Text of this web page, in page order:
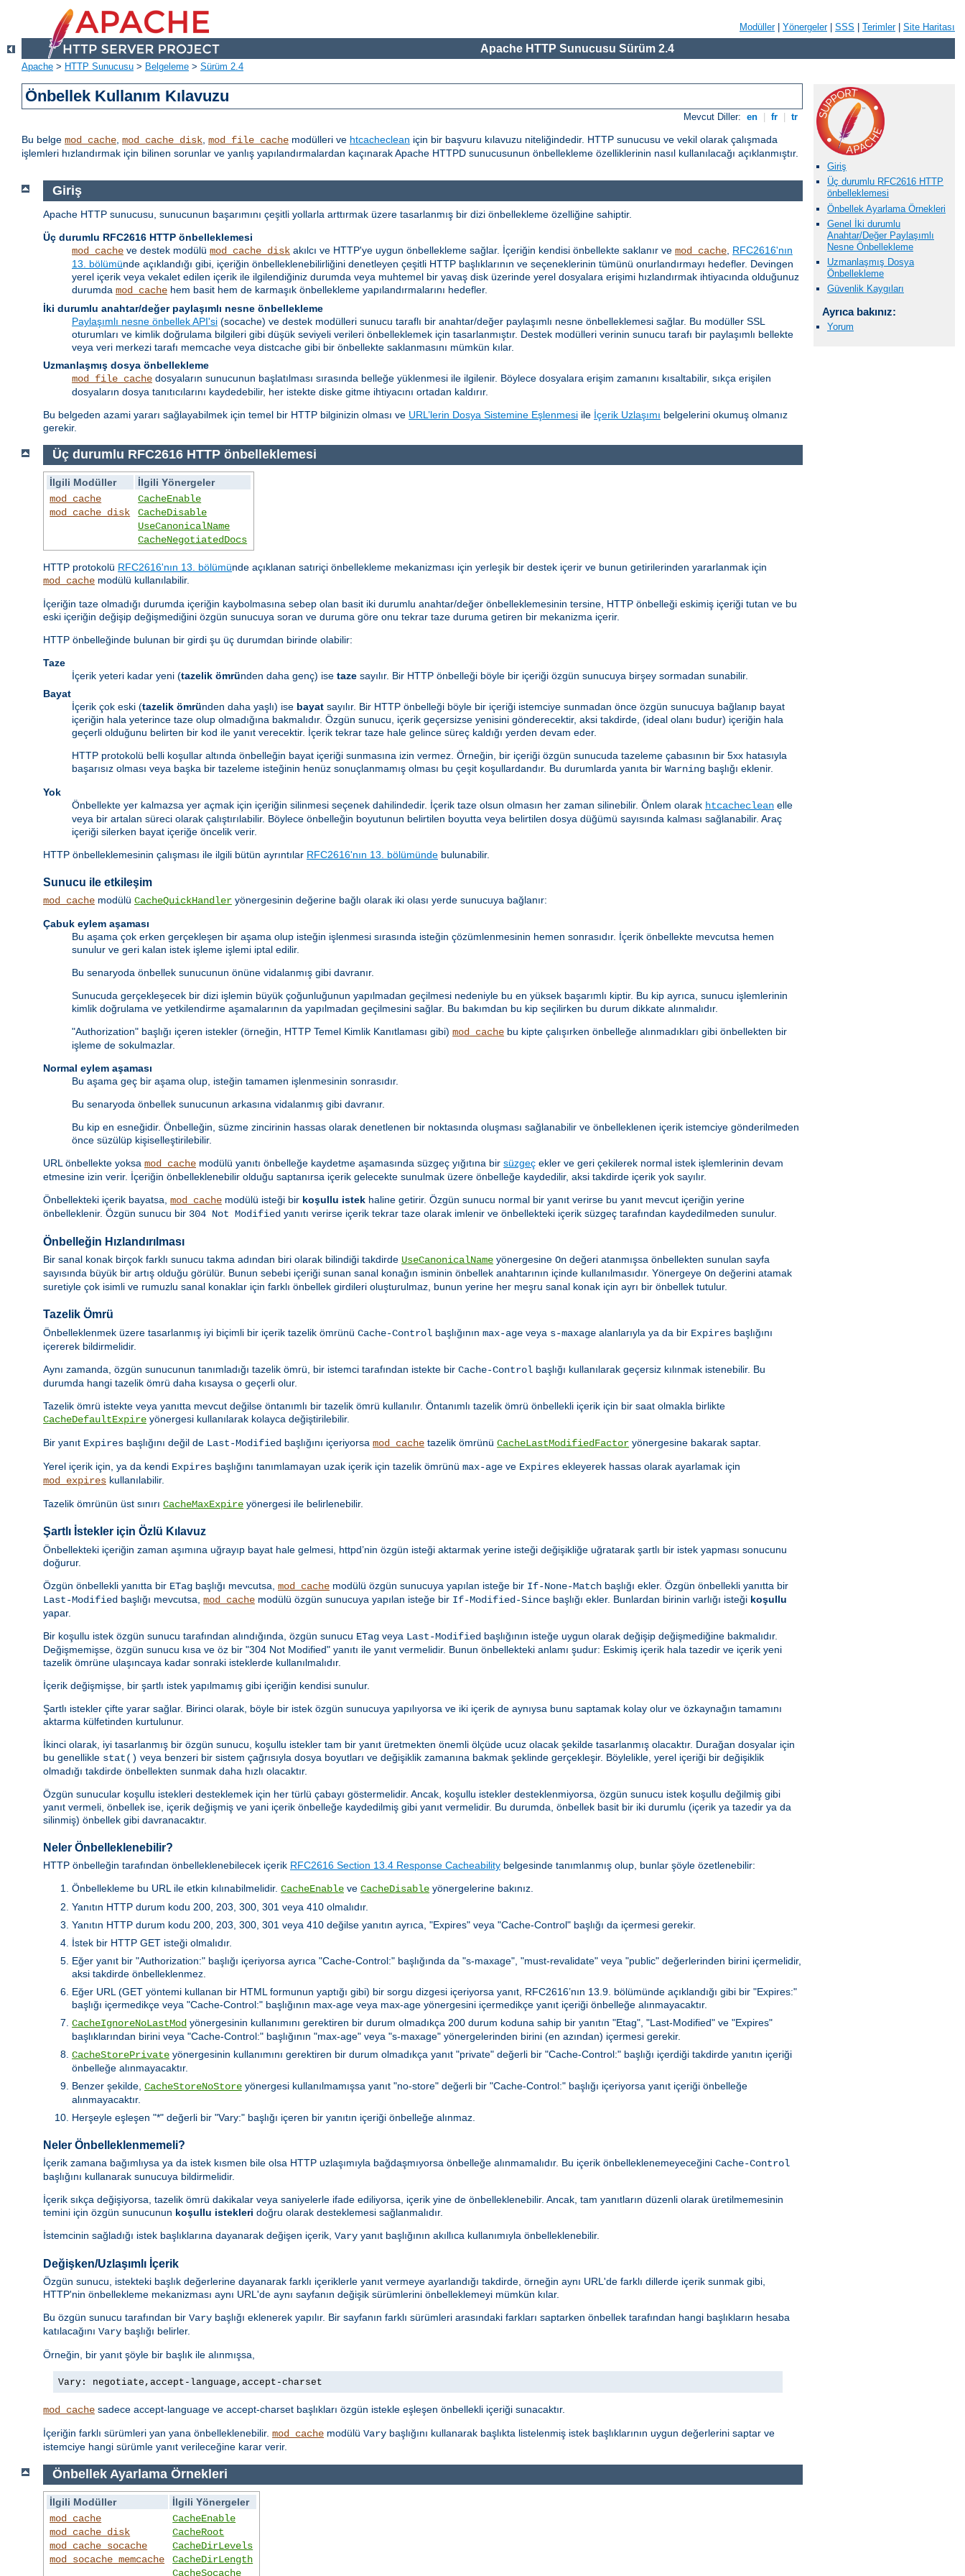
Modüller| Yönergeler| SSS Terimler| Site Haritası
Apache HTTP Sunucusu Sürüm 2.4
Apache > HTTP Sunucusu > Belgeleme > Sürüm 2.4
Önbellek Kullanım Kılavuzu
Mevcut Diller: en fr tr
Bu belge mod_cache, mod_cache_disk, mod_file_cache modülleri ve htcacheclean için bir başvuru kılavuzu niteliğindedir. HTTP sunucusu ve vekil olarak çalışmada
işlemleri hızlandırmak için bilinen sorunlar ve yanlış yapılandırmalardan kaçınarak Apache HTTPD sunucusunun önbellekleme özelliklerinin nasıl kullanılacağı açıklanmıştır.
Giriş
Üç durumlu RFC2616 HTTP
önbelleklemesi
Önbellek Ayarlama Örnekleri
Genel İki durumlu
Anahtar/Değer Paylaşımlı
Nesne Önbellekleme
Uzmanlaşmış Dosya
Önbellekleme
Güvenlik Kaygıları
Ayrıca bakınız:
Yorum
Giriş
Apache HTTP sunucusu, sunucunun başarımını çeşitli yollarla arttırmak üzere tasarlanmış bir dizi önbellekleme özelliğine sahiptir.
Üç durumlu RFC2616 HTTP önbelleklemesi
mod_cache ve destek modülü mod_cache_disk akılcı ve HTTP'ye uygun önbellekleme sağlar. İçeriğin kendisi önbellekte saklanır ve mod_cache RFC2616'nın
13. bölümünde açıklandığı gibi, içeriğin önbelleklenebilirliğini denetleyen çeşitli HTTP başlıklarının ve seçeneklerinin tümünü onurlandırmayı hedefler. Devingen
yerel içerik veya vekalet edilen içerik ile ilgilendiğiniz durumda veya muhtemel bir yavaş disk üzerinde yerel dosyalara erişimi hızlandırmak ihtiyacında olduğunuz
durumda mod_cache hem basit hem de karmaşık önbellekleme yapılandırmalarını hedefler.
İki durumlu anahtar/değer paylaşımlı nesne önbellekleme
Paylaşımlı nesne önbellek API'si (socache) ve destek modülleri sunucu taraflı bir anahtar/değer paylaşımlı nesne önbelleklemesi sağlar. Bu modüller SSL
oturumları ve kimlik doğrulama bilgileri gibi düşük seviyeli verileri önbelleklemek için tasarlanmıştır. Destek modülleri verinin sunucu tarafı bir paylaşımlı bellekte
veya veri merkezi tarafı memcache veya distcache gibi bir önbellekte saklanmasını mümkün kılar.
Uzmanlaşmış dosya önbellekleme
mod_file_cache dosyaların sunucunun başlatılması sırasında belleğe yüklenmesi ile ilgilenir. Böylece dosyalara erişim zamanını kısaltabilir, sıkça erişilen
dosyaların dosya tanıtıcılarını kaydedebilir, her istekte diske gitme ihtiyacını ortadan kaldırır.
Bu belgeden azami yararı sağlayabilmek için temel bir HTTP bilginizin olması ve URL’lerin Dosya Sistemine Eşlenmesi ile İçerik Uzlaşımı belgelerini okumuş olmanız
gerekir.
Üç durumlu RFC2616 HTTP önbelleklemesi
İlgili Modüller
İlgili Yönergeler
mod_cache
mod_cache_disk
CacheEnable
CacheDisable
UseCanonicalName
CacheNegotiatedDocs
HTTP protokolü RFC2616'nın 13. bölümünde açıklanan satıriçi önbellekleme mekanizması için yerleşik bir destek içerir ve bunun getirilerinden yararlanmak için
mod_cache modülü kullanılabilir.
İçeriğin taze olmadığı durumda içeriğin kaybolmasına sebep olan basit iki durumlu anahtar/değer önbelleklemesinin tersine, HTTP önbelleği eskimiş içeriği tutan ve bu
eski içeriğin değişip değişmediğini özgün sunucuya soran ve duruma göre onu tekrar taze duruma getiren bir mekanizma içerir.
HTTP önbelleğinde bulunan bir girdi şu üç durumdan birinde olabilir:
Taze
İçerik yeteri kadar yeni (tazelik ömründen daha genç) ise taze sayılır. Bir HTTP önbelleği böyle bir içeriği özgün sunucuya birşey sormadan sunabilir.
Bayat
İçerik çok eski (tazelik ömründen daha yaşlı) ise bayat sayılır. Bir HTTP önbelleği böyle bir içeriği istemciye sunmadan önce özgün sunucuya bağlanıp bayat
içeriğin hala yeterince taze olup olmadığına bakmalıdır. Özgün sunucu, içerik geçersizse yenisini gönderecektir, aksi takdirde, (ideal olanı budur) içeriğin hala
geçerli olduğunu belirten bir kod ile yanıt verecektir. İçerik tekrar taze hale gelince süreç kaldığı yerden devam eder.
HTTP protokolü belli koşullar altında önbelleğin bayat içeriği sunmasına izin vermez. Örneğin, bir içeriği özgün sunucuda tazeleme çabasının bir 5xx hatasıyla
başarısız olması veya başka bir tazeleme isteğinin henüz sonuçlanmamış olması bu çeşit koşullardandır. Bu durumlarda yanıta bir Warning başlığı eklenir.
Yok
Önbellekte yer kalmazsa yer açmak için içeriğin silinmesi seçenek dahilindedir. İçerik taze olsun olmasın her zaman silinebilir. Önlem olarak htcacheclean elle
veya bir artalan süreci olarak çalıştırılabilir. Böylece önbelleğin boyutunun belirtilen boyutta veya belirtilen dosya düğümü sayısında kalması sağlanabilir. Araç
içeriği silerken bayat içeriğe öncelik verir.
HTTP önbelleklemesinin çalışması ile ilgili bütün ayrıntılar RFC2616'nın 13. bölümünde bulunabilir.
Sunucu ile etkileşim
mod_cache modülü CacheQuickHandler yönergesinin değerine bağlı olarak iki olası yerde sunucuya bağlanır:
Çabuk eylem aşaması
Bu aşama çok erken gerçekleşen bir aşama olup isteğin işlenmesi sırasında isteğin çözümlenmesinin hemen sonrasıdır. İçerik önbellekte mevcutsa hemen
sunulur ve geri kalan istek işleme işlemi iptal edilir.
Bu senaryoda önbellek sunucunun önüne vidalanmış gibi davranır.
Sunucuda gerçekleşecek bir dizi işlemin büyük çoğunluğunun yapılmadan geçilmesi nedeniyle bu en yüksek başarımlı kiptir. Bu kip ayrıca, sunucu işlemlerinin
kimlik doğrulama ve yetkilendirme aşamalarının da yapılmadan geçilmesini sağlar. Bu bakımdan bu kip seçilirken bu durum dikkate alınmalıdır.
"Authorization" başlığı içeren istekler (örneğin, HTTP Temel Kimlik Kanıtlaması gibi) mod_cache bu kipte çalışırken önbelleğe alınmadıkları gibi önbellekten bir
işleme de sokulmazlar.
Normal eylem aşaması
Bu aşama geç bir aşama olup, isteğin tamamen işlenmesinin sonrasıdır.
Bu senaryoda önbellek sunucunun arkasına vidalanmış gibi davranır.
Bu kip en esneğidir. Önbelleğin, süzme zincirinin hassas olarak denetlenen bir noktasında oluşması sağlanabilir ve önbelleklenen içerik istemciye gönderilmeden
önce süzülüp kişiselleştirilebilir.
URL önbellekte yoksa mod_cache modülü yanıtı önbelleğe kaydetme aşamasında süzgeç yığıtına bir süzgeç ekler ve geri çekilerek normal istek işlemlerinin devam
etmesine izin verir. İçeriğin önbelleklenebilir olduğu saptanırsa içerik gelecekte sunulmak üzere önbelleğe kaydedilir, aksi takdirde içerik yok sayılır.
Önbellekteki içerik bayatsa, mod_cache modülü isteği bir koşullu istek haline getirir. Özgün sunucu normal bir yanıt verirse bu yanıt mevcut içeriğin yerine
önbelleklenir. Özgün sunucu bir 304 Not Modified yanıtı verirse içerik tekrar taze olarak imlenir ve önbellekteki içerik süzgeç tarafından kaydedilmeden sunulur.
Önbelleğin Hızlandırılması
Bir sanal konak birçok farklı sunucu takma adından biri olarak bilindiği takdirde UseCanonicalName yönergesine On değeri atanmışsa önbellekten sunulan sayfa
sayısında büyük bir artış olduğu görülür. Bunun sebebi içeriği sunan sanal konağın isminin önbellek anahtarının içinde kullanılmasıdır. Yönergeye On değerini atamak
suretiyle çok isimli ve rumuzlu sanal konaklar için farklı önbellek girdileri oluşturulmaz, bunun yerine her meşru sanal konak için ayrı bir önbellek tutulur.
Tazelik Ömrü
Önbelleklenmek üzere tasarlanmış iyi biçimli bir içerik tazelik ömrünü Cache-Control başlığının max-age veya s-maxage alanlarıyla ya da bir Expires başlığını
içererek bildirmelidir.
Aynı zamanda, özgün sunucunun tanımladığı tazelik ömrü, bir istemci tarafından istekte bir Cache-Control başlığı kullanılarak geçersiz kılınmak istenebilir. Bu
durumda hangi tazelik ömrü daha kısaysa o geçerli olur.
Tazelik ömrü istekte veya yanıtta mevcut değilse öntanımlı bir tazelik ömrü kullanılır. Öntanımlı tazelik ömrü önbellekli içerik için bir saat olmakla birlikte
CacheDefaultExpire yönergesi kullanılarak kolayca değiştirilebilir.
Bir yanıt Expires başlığını değil de Last-Modified başlığını içeriyorsa mod_cache tazelik ömrünü CacheLastModifiedFactor yönergesine bakarak saptar.
Yerel içerik için, ya da kendi Expires başlığını tanımlamayan uzak içerik için tazelik ömrünü max-age ve Expires ekleyerek hassas olarak ayarlamak için
mod_expires kullanılabilir.
Tazelik ömrünün üst sınırı CacheMaxExpire yönergesi ile belirlenebilir.
Şartlı İstekler için Özlü Kılavuz
Önbellekteki içeriğin zaman aşımına uğrayıp bayat hale gelmesi, httpd’nin özgün isteği aktarmak yerine isteği değişikliğe uğratarak şartlı bir istek yapması sonucunu
doğurur.
Özgün önbellekli yanıtta bir ETag başlığı mevcutsa, mod_cache modülü özgün sunucuya yapılan isteğe bir If-None-Match başlığı ekler. Özgün önbellekli yanıtta bir
Last-Modified başlığı mevcutsa, mod_cache modülü özgün sunucuya yapılan isteğe bir If-Modified-Since başlığı ekler. Bunlardan birinin varlığı isteği koşullu
yapar.
Bir koşullu istek özgün sunucu tarafından alındığında, özgün sunucu ETag veya Last-Modified başlığının isteğe uygun olarak değişip değişmediğine bakmalıdır.
Değişmemişse, özgün sunucu kısa ve öz bir "304 Not Modified" yanıtı ile yanıt vermelidir. Bunun önbellekteki anlamı şudur: Eskimiş içerik hala tazedir ve içerik yeni
tazelik ömrüne ulaşıncaya kadar sonraki isteklerde kullanılmalıdır.
İçerik değişmişse, bir şartlı istek yapılmamış gibi içeriğin kendisi sunulur.
Şartlı istekler çifte yarar sağlar. Birinci olarak, böyle bir istek özgün sunucuya yapılıyorsa ve iki içerik de aynıysa bunu saptamak kolay olur ve özkaynağın tamamını
aktarma külfetinden kurtulunur.
İkinci olarak, iyi tasarlanmış bir özgün sunucu, koşullu istekler tam bir yanıt üretmekten önemli ölçüde ucuz olacak şekilde tasarlanmış olacaktır. Durağan dosyalar için
bu genellikle stat() veya benzeri bir sistem çağrısıyla dosya boyutları ve değişiklik zamanına bakmak şeklinde gerçekleşir. Böylelikle, yerel içeriği bir değişiklik
olmadığı takdirde önbellekten sunmak daha hızlı olacaktır.
Özgün sunucular koşullu istekleri desteklemek için her türlü çabayı göstermelidir. Ancak, koşullu istekler desteklenmiyorsa, özgün sunucu istek koşullu değilmiş gibi
yanıt vermeli, önbellek ise, içerik değişmiş ve yani içerik önbelleğe kaydedilmiş gibi yanıt vermelidir. Bu durumda, önbellek basit bir iki durumlu (içerik ya tazedir ya da
silinmiş) önbellek gibi davranacaktır.
Neler Önbelleklenebilir?
HTTP önbelleğin tarafından önbelleklenebilecek içerik RFC2616 Section 13.4 Response Cacheability belgesinde tanımlanmış olup, bunlar şöyle özetlenebilir:
Önbellekleme bu URL ile etkin kılınabilmelidir. CacheEnable ve CacheDisable yönergelerine bakınız.
Yanıtın HTTP durum kodu 200, 203, 300, 301 veya 410 olmalıdır.
Yanıtın HTTP durum kodu 200, 203, 300, 301 veya 410 değilse yanıtın ayrıca, "Expires" veya "Cache-Control" başlığı da içermesi gerekir.
İstek bir HTTP GET isteği olmalıdır.
Eğer yanıt bir "Authorization:" başlığı içeriyorsa ayrıca "Cache-Control:" başlığında da "s-maxage", "must-revalidate" veya "public" değerlerinden birini içermelidir,
aksi takdirde önbelleklenmez.
Eğer URL (GET yöntemi kullanan bir HTML formunun yaptığı gibi) bir sorgu dizgesi içeriyorsa yanıt, RFC2616’nın 13.9. bölümünde açıklandığı gibi bir "Expires:"
başlığı içermedikçe veya "Cache-Control:" başlığının max-age veya max-age yönergesini içermedikçe yanıt içeriği önbelleğe alınmayacaktır.
CacheIgnoreNoLastMod yönergesinin kullanımını gerektiren bir durum olmadıkça 200 durum koduna sahip bir yanıtın "Etag", "Last-Modified" ve "Expires"
başlıklarından birini veya "Cache-Control:" başlığının "max-age" veya "s-maxage" yönergelerinden birini (en azından) içermesi gerekir.
CacheStorePrivate yönergesinin kullanımını gerektiren bir durum olmadıkça yanıt "private" değerli bir "Cache-Control:" başlığı içerdiği takdirde yanıtın içeriği
önbelleğe alınmayacaktır.
Benzer şekilde, CacheStoreNoStore yönergesi kullanılmamışsa yanıt "no-store" değerli bir "Cache-Control:" başlığı içeriyorsa yanıt içeriği önbelleğe
alınmayacaktır.
Herşeyle eşleşen "*" değerli bir "Vary:" başlığı içeren bir yanıtın içeriği önbelleğe alınmaz.
Neler Önbelleklenmemeli?
İçerik zamana bağımlıysa ya da istek kısmen bile olsa HTTP uzlaşımıyla bağdaşmıyorsa önbelleğe alınmamalıdır. Bu içerik önbelleklenemeyeceğini Cache-Control
başlığını kullanarak sunucuya bildirmelidir.
İçerik sıkça değişiyorsa, tazelik ömrü dakikalar veya saniyelerle ifade ediliyorsa, içerik yine de önbelleklenebilir. Ancak, tam yanıtların düzenli olarak üretilmemesinin
temini için özgün sunucunun koşullu istekleri doğru olarak desteklemesi sağlanmalıdır.
İstemcinin sağladığı istek başlıklarına dayanarak değişen içerik, Vary yanıt başlığının akıllıca kullanımıyla önbelleklenebilir.
Değişken/Uzlaşımlı İçerik
Özgün sunucu, istekteki başlık değerlerine dayanarak farklı içeriklerle yanıt vermeye ayarlandığı takdirde, örneğin aynı URL'de farklı dillerde içerik sunmak gibi,
HTTP'nin önbellekleme mekanizması aynı URL'de aynı sayfanın değişik sürümlerini önbelleklemeyi mümkün kılar.
Bu özgün sunucu tarafından bir Vary başlığı eklenerek yapılır. Bir sayfanın farklı sürümleri arasındaki farkları saptarken önbellek tarafından hangi başlıkların hesaba
katılacağını Vary başlığı belirler.
Örneğin, bir yanıt şöyle bir başlık ile alınmışsa,
Vary: negotiate,accept-language,accept-charset
mod_cache sadece accept-language ve accept-charset başlıkları özgün istekle eşleşen önbellekli içeriği sunacaktır.
İçeriğin farklı sürümleri yan yana önbelleklenebilir. mod_cache modülü Vary başlığını kullanarak başlıkta listelenmiş istek başlıklarının uygun değerlerini saptar ve
istemciye hangi sürümle yanıt verileceğine karar verir.
Önbellek Ayarlama Örnekleri
İlgili Modüller
İlgili Yönergeler
mod_cache
mod_cache_disk
mod_cache_socache
mod_socache_memcache
CacheEnable
CacheRoot
CacheDirLevels
CacheDirLength
CacheSocache